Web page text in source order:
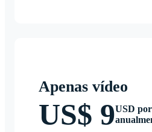
Apenas vídeo
US$ 9USD